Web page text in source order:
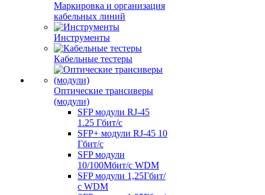
Маркировка и организация
кабельных линий
Инструменты
Кабельные тестеры
Оптические трансиверы
(модули)
SFP модули RJ-45
1.25 Гбит/c
SFP+ модули RJ-45 10
Гбит/c
SFP модули
10/100Мбит/с WDM
SFP модули 1,25Гбит/
с WDM